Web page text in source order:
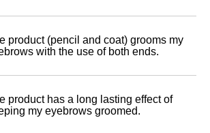
product (pencil and coat) grooms my
with the use of both ends.
product has a long lasting effect of
my eyebrows groomed.